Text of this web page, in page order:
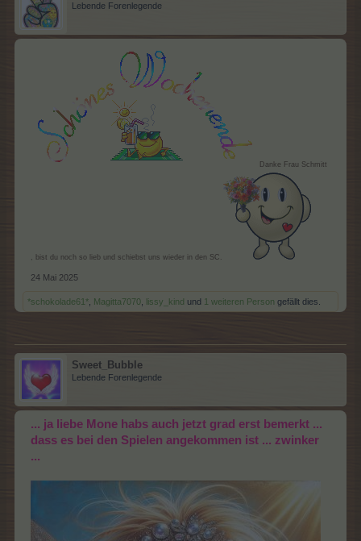
Lebende Forenlegende
Danke Frau Schmitt
, bist du noch so lieb und schiebst uns wieder in den SC.
24 Mai 2025
*schokolade61* Magitta7070 lissy_kind und 1 weiteren Person gefällt dies.
Sweet_Bubble
Lebende Forenlegende
... ja liebe Mone habs auch jetzt grad erst bemerkt ...
dass es bei den Spielen angekommen ist ... zwinker
...